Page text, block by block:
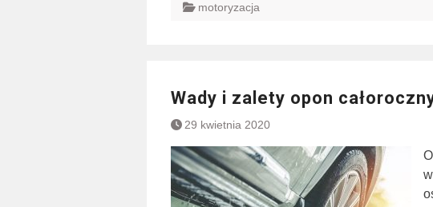
motoryzacja
Wady i zalety opon
29 kwietnia 2020